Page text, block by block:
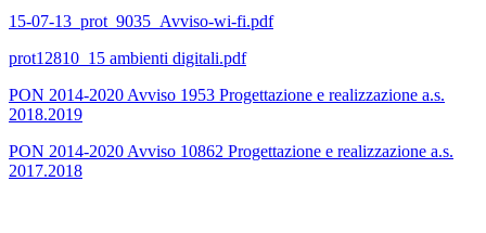
15-07-13_prot_9035_Avviso-wi-fi.pdf
prot12810_15 ambienti digitali.pdf
PON 2014-2020 Avviso 1953 Progettazione e realizzazione a.s.
2018.2019
PON 2014-2020 Avviso 10862 Progettazione e realizzazione a.s.
2017.2018